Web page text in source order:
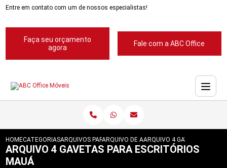
Entre em contato com um de nossos especialistas!
Faça seu orçamento
agora
Fale com a ABC Office
HOMECATEGORIASARQUIVOS PARA ESCRITORIOS
ARQUIVO DE ACO PARA ESCRITORIOS
ARQUIVO 4 GAVETAS PARA
ARQUIVO 4 GAVETAS PARA ESCRITÓRIOS
MAUÁ